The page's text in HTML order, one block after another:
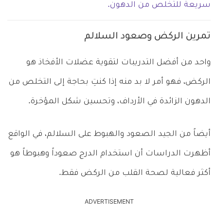
سريعة للتخلص من الدهون.
تمرين الركض وصعود السلالم
واحد من أفضل التدريبات لتقوية عضلات الأفخاذ هو
الركض، فهو أمر لا بد منه إذا كنتِ بحاجة إلى التخلص من
الدهون الزائدة في الأرداف، وتحسين شكل المؤخرة.
أيضاً من الجيد الصعود والهبوط على السلالم، في الواقع
أظهرت الدراسات أن استخدام الدرج صعوداً وهبوطاً هو
أكثر فعالية لصحة القلب من الركض فقط.
ADVERTISEMENT